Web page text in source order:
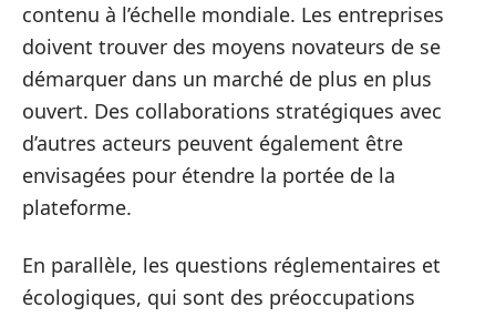
contenu à l’échelle mondiale. Les entreprises
doivent trouver des moyens novateurs de se
démarquer dans un marché de plus en plus
ouvert. Des collaborations stratégiques avec
d’autres acteurs peuvent également être
envisagées pour étendre la portée de la
plateforme.
En parallèle, les questions réglementaires et
écologiques, qui sont des préoccupations